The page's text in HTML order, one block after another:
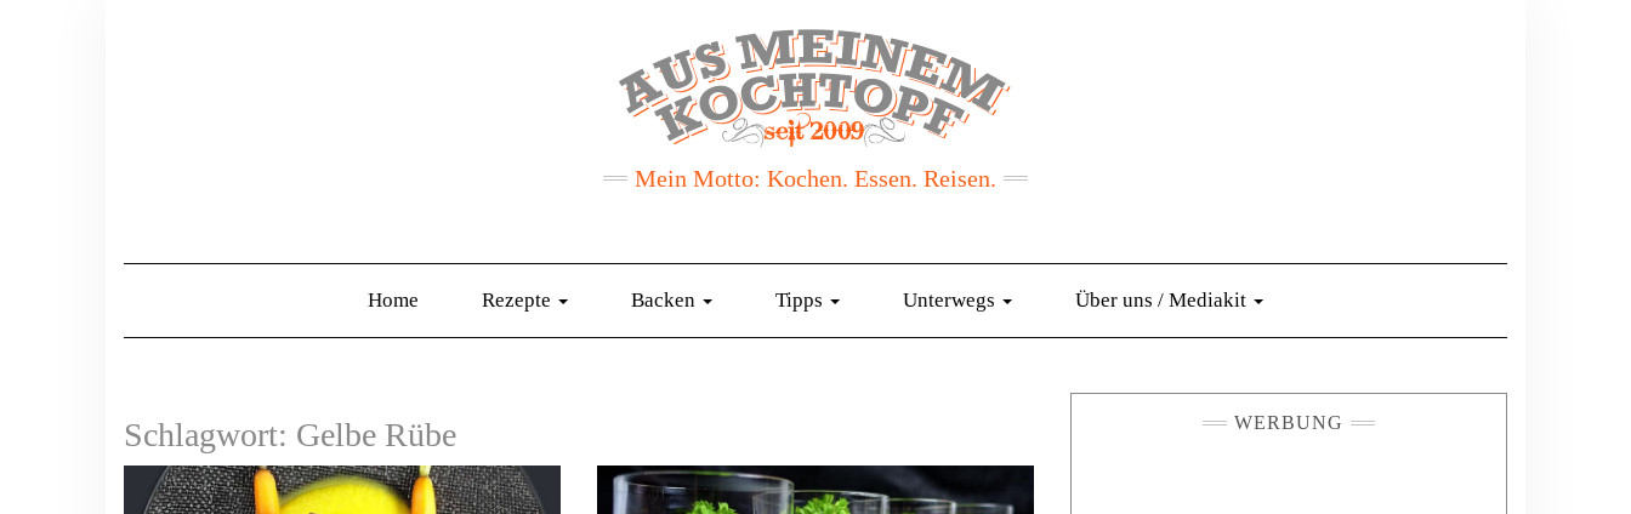
Mein Motto: Kochen. Essen. Reisen.
Home Rezepte Backen Tipps Unterwegs Über uns / Mediakit
Schlagwort: Gelbe Rübe WERBUNG